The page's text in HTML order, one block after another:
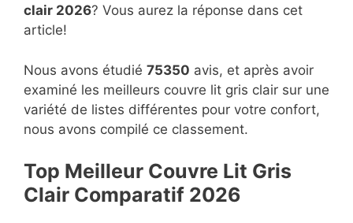
clair 2026? Vous aurez la réponse dans cet
article!
Nous avons étudié 75350 avis, et après avoir
examiné les meilleurs couvre lit gris clair sur une
variété de listes différentes pour votre confort,
nous avons compilé ce classement.
Top Meilleur Couvre Lit Gris
Clair Comparatif 2026